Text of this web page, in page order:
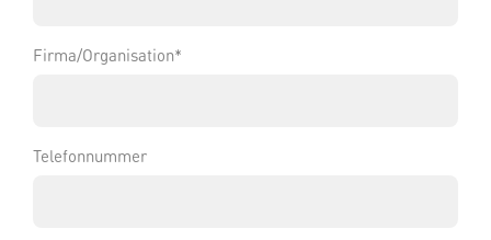
Firma/Organisation*
Telefonnummer